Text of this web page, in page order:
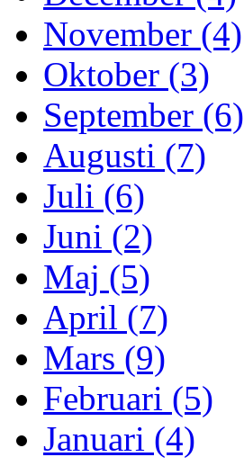
November (4)
Oktober (3)
September (6)
Augusti (7)
Juli (6)
Juni (2)
Maj (5)
April (7)
Mars (9)
Februari (5)
Januari (4)